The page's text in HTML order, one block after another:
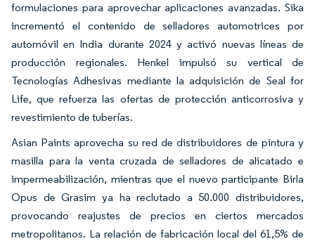
formulaciones para aprovechar aplicaciones avanzadas. Sika
incrementó el contenido de selladores automotrices por
automóvil en India durante 2024 y activó nuevas líneas de
producción regionales. Henkel impulsó su vertical de
Tecnologías Adhesivas mediante la adquisición de Seal for
Life, que refuerza las ofertas de protección anticorrosiva y
revestimiento de tuberías.
Asian Paints aprovecha su red de distribuidores de pintura y
masilla para la venta cruzada de selladores de alicatado e
impermeabilización, mientras que el nuevo participante Birla
Opus de Grasim ya ha reclutado a 50.000 distribuidores,
provocando reajustes de precios en ciertos mercados
metropolitanos. La relación de fabricación local del 61,5% de